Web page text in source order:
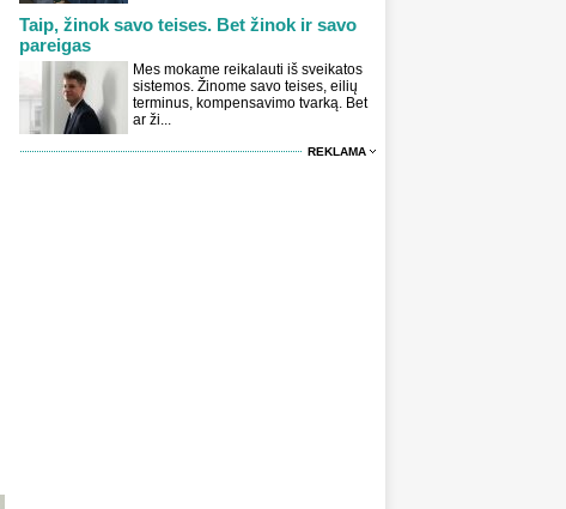
Taip, žinok savo teises. Bet žinok ir savo
pareigas
Mes mokame reikalauti iš sveikatos
sistemos. Žinome savo teises, eilių
terminus, kompensavimo tvarką. Bet
ar ži...
REKLAMA